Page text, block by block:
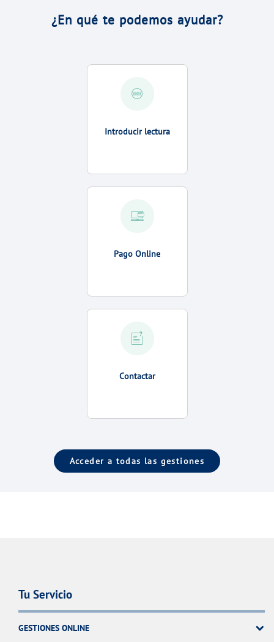
¿En qué te podemos ayudar?
Introducir lectura
Pago Online
Contactar
Acceder a todas las gestiones
Tu Servicio
GESTIONES ONLINE